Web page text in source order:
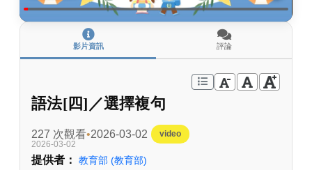
影片資訊 評論
語法[四]／選擇複句
227 次觀看 2026-03-02
video
2026-03-02
提供者： 教育部 (教育部)